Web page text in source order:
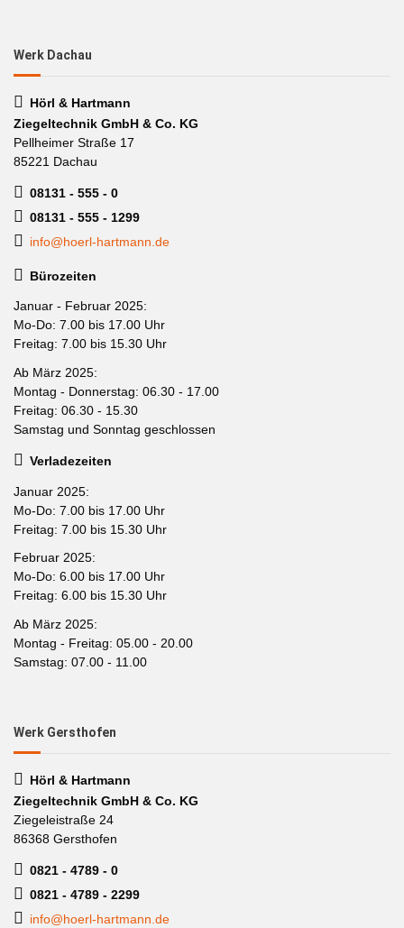
Werk Dachau
Hörl & Hartmann
Ziegeltechnik GmbH & Co. KG
Pellheimer Straße 17
85221 Dachau
08131 - 555 - 0
08131 - 555 - 1299
info@hoerl-hartmann.de
Bürozeiten
Januar - Februar 2025:
Mo-Do: 7.00 bis 17.00 Uhr
Freitag: 7.00 bis 15.30 Uhr
Ab März 2025:
Montag - Donnerstag: 06.30 - 17.00
Freitag: 06.30 - 15.30
Samstag und Sonntag geschlossen
Verladezeiten
Januar 2025:
Mo-Do: 7.00 bis 17.00 Uhr
Freitag: 7.00 bis 15.30 Uhr
Februar 2025:
Mo-Do: 6.00 bis 17.00 Uhr
Freitag: 6.00 bis 15.30 Uhr
Ab März 2025:
Montag - Freitag: 05.00 - 20.00
Samstag: 07.00 - 11.00
Werk Gersthofen
Hörl & Hartmann
Ziegeltechnik GmbH & Co. KG
Ziegeleistraße 24
86368 Gersthofen
0821 - 4789 - 0
0821 - 4789 - 2299
info@hoerl-hartmann.de